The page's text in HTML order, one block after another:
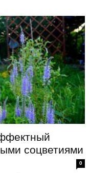
соцветиями
0